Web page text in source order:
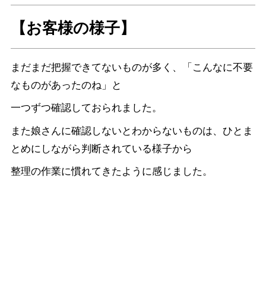
【お客様の様子】
まだまだ把握できてないものが多く、「こんなに不要
なものがあったのね」と
一つずつ確認しておられました。
また娘さんに確認しないとわからないものは、ひとま
とめにしながら判断されている様子から
整理の作業に慣れてきたように感じました。